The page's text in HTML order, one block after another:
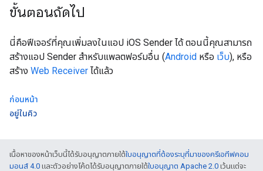
ขั้นตอนถัดไป
นี่คือฟีเจอร์ที่คุณเพิ่มลงในแอป iOS Sender ได้ ตอนนี้คุณสามารถ
สร้างแอป Sender สำหรับแพลตฟอร์มอื่น (Android หรือ เว็บ), หรือ
สร้าง Web Receiver ได้แล้ว
ก่อนหน้า
อยู่ในคิว
เนื้อหาของหน้าเว็บนี้ได้รับอนุญาตภายใต้ใบอนุญาตที่ต้องระบุที่มาของครีเอทีฟคอม
มอนส์ 4.0 และตัวอย่างโค้ดได้รับอนุญาตภายใต้ใบอนุญาต Apache 2.0 เว้นแต่จะ